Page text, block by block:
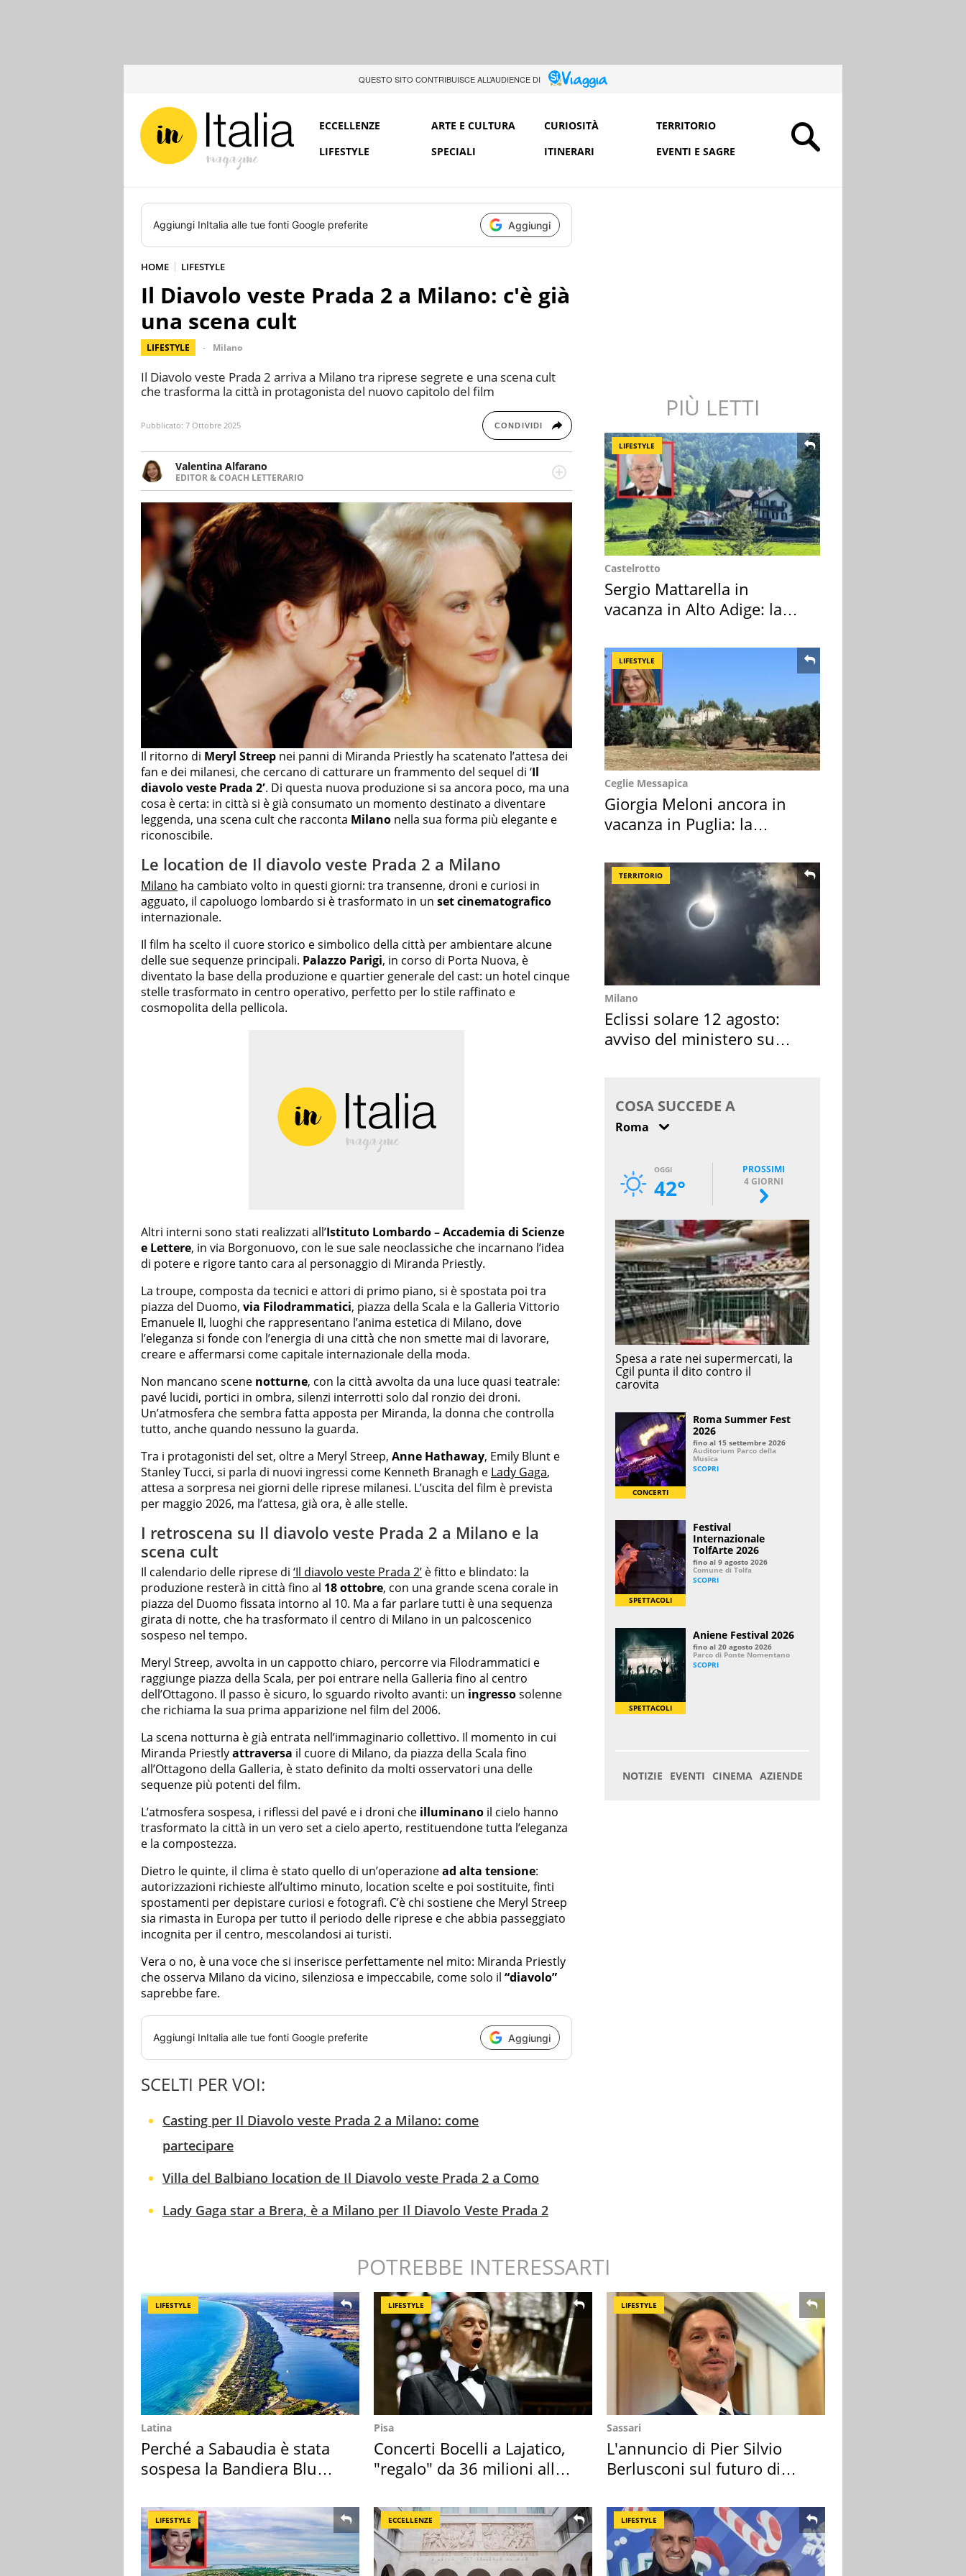
QUESTO SITO CONTRIBUISCE ALL’AUDIENCE DI
ECCELLENZE ARTE E CULTURA CURIOSITÀ
TERRITORIO
LIFESTYLE
SPECIALI ITINERARI EVENTI E SAGRE
Aggiungi InItalia alle tue fonti Google preferite Aggiungi
HOME LIFESTYLE
Il Diavolo veste Prada 2 a Milano: c'è già
una scena cult
LIFESTYLE Milano
Il Diavolo veste Prada 2 arriva a Milano tra riprese segrete e una scena cult
che trasforma la città in protagonista del nuovo capitolo del film
Pubblicato: 7 Ottobre 2025 CONDIVIDI
Valentina Alfarano
EDITOR & COACH LETTERARIO
Lavorare con le storie è la mia missione! Specializzata in storytelling di viaggi,
lavoro come editor di narrativa e coach di scrittura creativa.
Il ritorno di Meryl Streep nei panni di Miranda Priestly ha scatenato l’attesa dei
fan e dei milanesi, che cercano di catturare un frammento del sequel di ‘Il
diavolo veste Prada 2′. Di questa nuova produzione si sa ancora poco, ma una
cosa è certa: in città si è già consumato un momento destinato a diventare
leggenda, una scena cult che racconta Milano nella sua forma più elegante e
riconoscibile.
Le location de Il diavolo veste Prada 2 a Milano
Milano ha cambiato volto in questi giorni: tra transenne, droni e curiosi in
agguato, il capoluogo lombardo si è trasformato in un set cinematografico
internazionale.
Il film ha scelto il cuore storico e simbolico della città per ambientare alcune
delle sue sequenze principali. Palazzo Parigi, in corso di Porta Nuova, è
diventato la base della produzione e quartier generale del cast: un hotel cinque
stelle trasformato in centro operativo, perfetto per lo stile raffinato e
cosmopolita della pellicola.
Altri interni sono stati realizzati all’Istituto Lombardo – Accademia di Scienze
e Lettere, in via Borgonuovo, con le sue sale neoclassiche che incarnano l’idea
di potere e rigore tanto cara al personaggio di Miranda Priestly.
La troupe, composta da tecnici e attori di primo piano, si è spostata poi tra
piazza del Duomo, via Filodrammatici, piazza della Scala e la Galleria Vittorio
Emanuele II, luoghi che rappresentano l’anima estetica di Milano, dove
l’eleganza si fonde con l’energia di una città che non smette mai di lavorare,
creare e affermarsi come capitale internazionale della moda.
Non mancano scene notturne, con la città avvolta da una luce quasi teatrale:
pavé lucidi, portici in ombra, silenzi interrotti solo dal ronzio dei droni.
Un’atmosfera che sembra fatta apposta per Miranda, la donna che controlla
tutto, anche quando nessuno la guarda.
Tra i protagonisti del set, oltre a Meryl Streep, Anne Hathaway, Emily Blunt e
Stanley Tucci, si parla di nuovi ingressi come Kenneth Branagh e Lady Gaga,
attesa a sorpresa nei giorni delle riprese milanesi. L’uscita del film è prevista
per maggio 2026, ma l’attesa, già ora, è alle stelle.
I retroscena su Il diavolo veste Prada 2 a Milano e la
scena cult
Il calendario delle riprese di ‘Il diavolo veste Prada 2’ è fitto e blindato: la
produzione resterà in città fino al 18 ottobre, con una grande scena corale in
piazza del Duomo fissata intorno al 10. Ma a far parlare tutti è una sequenza
girata di notte, che ha trasformato il centro di Milano in un palcoscenico
sospeso nel tempo.
Meryl Streep, avvolta in un cappotto chiaro, percorre via Filodrammatici e
raggiunge piazza della Scala, per poi entrare nella Galleria fino al centro
dell’Ottagono. Il passo è sicuro, lo sguardo rivolto avanti: un ingressosolenne
che richiama la sua prima apparizione nel film del 2006.
La scena notturna è già entrata nell’immaginario collettivo. Il momento in cui
Miranda Priestlyattraversa il cuore di Milano, da piazza della Scala fino
all’Ottagono della Galleria, è stato definito da molti osservatori una delle
sequenze più potenti del film.
L’atmosfera sospesa, i riflessi del pavé e i droni che illuminano il cielo hanno
trasformato la città in un vero set a cielo aperto, restituendone tutta l’eleganza
e la compostezza.
Dietro le quinte, il clima è stato quello di un’operazionead alta tensione:
autorizzazioni richieste all’ultimo minuto, location scelte e poi sostituite, finti
spostamenti per depistare curiosi e fotografi. C’è chi sostiene che Meryl Streep
sia rimasta in Europa per tutto il periodo delle riprese e che abbia passeggiato
incognita per il centro, mescolandosi ai turisti.
Vera o no, è una voce che si inserisce perfettamente nel mito: Miranda Priestly
che osserva Milano da vicino, silenziosa e impeccabile, come solo il “diavolo”
saprebbe fare.
Aggiungi InItalia alle tue fonti Google preferite Aggiungi
SCELTI PER VOI:
Casting per Il Diavolo veste Prada 2 a Milano: come
partecipare
Villa del Balbiano location de Il Diavolo veste Prada 2 a Como
Lady Gaga star a Brera, è a Milano per Il Diavolo Veste Prada 2
PIÙ LETTI
LIFESTYLE
Castelrotto
Sergio Mattarella in
vacanza in Alto Adige: la
LIFESTYLE
Ceglie Messapica
Giorgia Meloni ancora in
vacanza in Puglia: la
TERRITORIO
Milano
Eclissi solare 12 agosto:
avviso del ministero su
POTREBBE INTERESSARTI
LIFESTYLE
Latina
Perché a Sabaudia è stata
sospesa la Bandiera Blu
LIFESTYLE
Pisa
Concerti Bocelli a Lajatico,
"regalo" da 36 milioni alla
LIFESTYLE
Sassari
L'annuncio di Pier Silvio
Berlusconi sul futuro di
LIFESTYLE ECCELLENZE LIFESTYLE